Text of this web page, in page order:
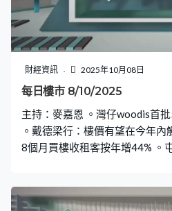
財經資訊 2025年10月08日
每日樓市 8/10/2025
主持：麥嘉恩 。灣仔woodis首
。戴德梁行：樓價有望在今年
8個月買樓收租客按年增44% 。